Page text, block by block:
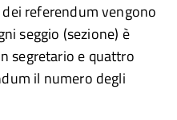
referendum vengono
seggio (sezione) è
segretario e quattro
il numero degli